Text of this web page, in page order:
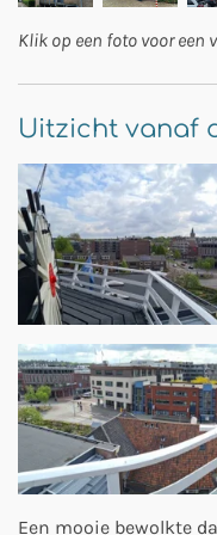
Klik op een foto voor een
Uitzicht vanaf
Een mooie bewolkte